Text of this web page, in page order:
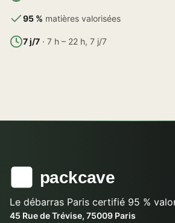
95 % matières valorisées
7 j/7 · 7 h – 22 h, 7 j/7
Le débarras Paris certifié 95 %
45 Rue de Trévise, 75009 Paris